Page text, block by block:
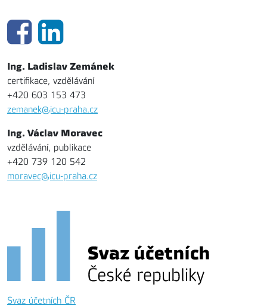
Ing. Ladislav Zemánek
certifikace, vzdělávání
+420 603 153 473
zemanek@icu-praha.cz
Ing. Václav Moravec
vzdělávání, publikace
+420 739 120 542
moravec@icu-praha.cz
Svaz účetních ČR